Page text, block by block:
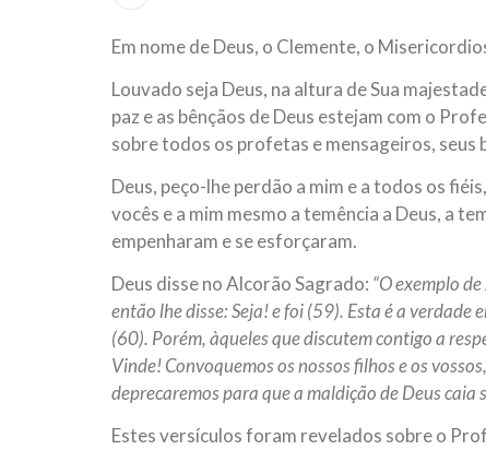
Em nome de Deus, o Clemente, o
Louvado seja Deus, na altura de Sua
paz e as bênçãos de Deus estejam com o
sobre todos os profetas e mensageiros,
Deus, peço-lhe perdão a mim e a todos os
vocês e a mim mesmo a temência a Deus, a
empenharam e se esforçaram.
Deus disse no Alcorão Sagrado: “O exemplo
então lhe disse: Seja! e foi (59). Esta é a verdade
(60). Porém, àqueles que discutem contigo a
Vinde! Convoquemos os nossos filhos e os
deprecaremos para que a maldição de Deus caia
Estes versículos foram revelados sobre o